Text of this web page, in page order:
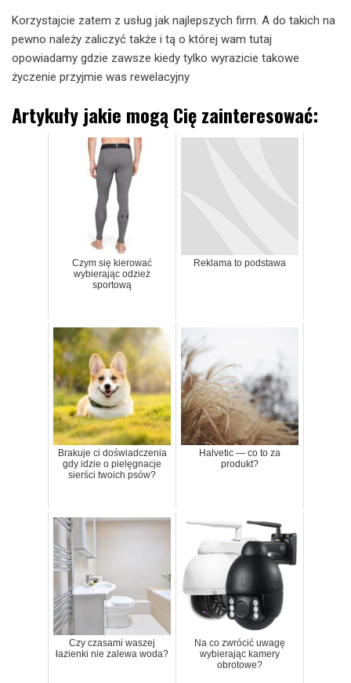
Korzystajcie zatem z usług jak najlepszych firm. A do takich na
pewno należy zaliczyć także i tą o której wam tutaj
opowiadamy gdzie zawsze kiedy tylko wyrazicie takowe
życzenie przyjmie was rewelacyjny
Artykuły jakie mogą Cię zainteresować:
Czym się kierować
wybierając odzież
sportową
Reklama to podstawa
Brakuje ci doświadczenia
gdy idzie o pielęgnacje
sierści twoich psów?
Halvetic — co to za
produkt?
Czy czasami waszej
łazienki nie zalewa woda?
Na co zwrócić uwagę
wybierając kamery
obrotowe?